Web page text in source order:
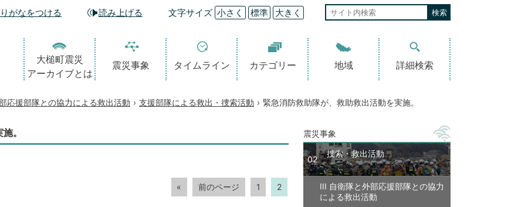
がなをつける 読み上げる 文字サイズ 小さく 標準 大きく
大槌町震災
アーカイブとは
震災事象 タイムライン カテゴリー 地域 詳細検索
応援部隊との協力による救出活動 › 支援部隊による救出・捜索活動 › 緊急消防救助隊が、救助救出活動を実施。
。
«
前のページ 1 2
震災事象
02
捜索・救出活動
III 自衛隊と外部応援部隊との協力
による救出活動